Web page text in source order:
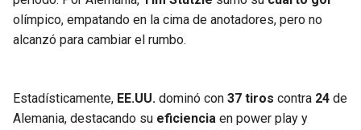
olímpico, empatando en la cima de anotadores, pero no
alcanzó para cambiar el rumbo.
Estadísticamente, EE.UU. dominó con 37 tiros contra 24 de
Alemania, destacando su eficiencia en power play y